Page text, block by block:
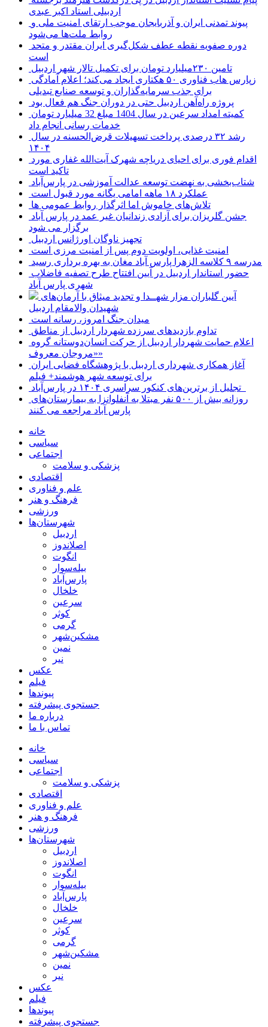
اردبیلی استاد اکبر عبدی
روابط ملت‌ها می‌شود
است
تامین ۲۳۰میلیارد تومان برای تکمیل تالار شهر اردبیل
برای جذب سرمایه‌گذاران و توسعه صنایع تبدیلی
پروژه راه‌آهن اردبیل حتی در دوران جنگ هم فعال بود
خدمات رسانی انجام داد
۱۴۰۴
تاکید است
شتاب‌بخشی به نهضت توسعه عدالت آموزشی در پارس‌آباد
عملکرد ۱۸ ماهه امامی یگانه مورد قبول است
تلاش‌های خاموش اما اثرگذار روابط عمومی ها
برگزار می شود
تجهیز ناوگان اورژانس اردبیل
امنیت غذایی، اولویت دوم پس از امنیت مرزی است
مدرسه ۹ کلاسه الزهرا پارس آباد مغان به بهره برداری رسید
شهری پارس آباد
شهیدان والامقام اردبیل
میدان جنگ امروز، رسانه است
تداوم بازدیدهای سرزده شهردار اردبیل از مناطق
«مروجان معروف»
برای توسعه شهر هوشمند+ فیلم
پارس آباد مراجعه می کنند
خانه
سیاسی
اجتماعی
پزشکی و سلامت
اقتصادی
علم و فناوری
فرهنگ و هنر
ورزشی
شهرستان‌ها
اردبیل
اصلاندوز
انگوت
بیله‌سوار
پارس‌آباد
خلخال
سرعین
کوثر
گرمی
مشکین‌شهر
نمین
نیر
عکس
فیلم
پیوندها
جستجوی پیشرفته
درباره ما
تماس با ما
خانه
سیاسی
اجتماعی
پزشکی و سلامت
اقتصادی
علم و فناوری
فرهنگ و هنر
ورزشی
شهرستان‌ها
اردبیل
اصلاندوز
انگوت
بیله‌سوار
پارس‌آباد
خلخال
سرعین
کوثر
گرمی
مشکین‌شهر
نمین
نیر
عکس
فیلم
پیوندها
جستجوی پیشرفته